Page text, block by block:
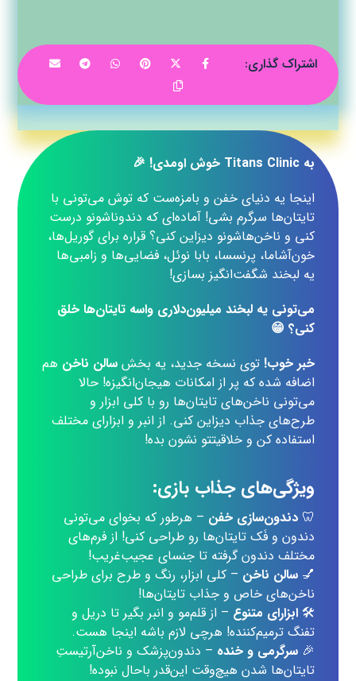
به Titans Clinic خوش اومدی! 🎉
اینجا یه دنیای خفن و بامزه‌ست که توش می‌تونی با
تایتان‌ها سرگرم بشی! آماده‌ای که دندوناشونو درست
کنی و ناخن‌هاشونو دیزاین کنی؟ قراره برای گوریل‌ها،
خون‌آشاما، پرنسسا، بابا نوئل، فضایی‌ها و زامبی‌ها
یه لبخند شگفت‌انگیز بسازی!
می‌تونی یه لبخند میلیون‌دلاری واسه تایتان‌ها خلق
کنی؟ 😁
خبر خوب! توی نسخه جدید، یه بخشسالن ناخن هم
اضافه شده که پر از امکانات هیجان‌انگیزه! حالا
می‌تونی ناخن‌های تایتان‌ها رو با کلی ابزار و
طرح‌های جذاب دیزاین کنی. از انبر و ابزارای مختلف
استفاده کن و خلاقیتتو نشون بده!
ویژگی‌های جذاب بازی:
🦷دندون‌سازی خفن – هرطور که بخوای می‌تونی
دندون و فَک تایتان‌ها رو طراحی کنی! از فرم‌های
مختلف دندون گرفته تا جنسای عجیب‌غریب!
💅سالن ناخن – کلی ابزار، رنگ و طرح برای طراحی
ناخن‌های خاص و جذاب تایتان‌ها!
🛠ابزارای متنوع – از قلم‌مو و انبر بگیر تا دریل و
تفنگ ترمیم‌کننده! هرچی لازم باشه اینجا هست.
🎉سرگرمی و خنده – دندون‌پزشک و ناخن‌آرتیستِ
تایتان‌ها شدن هیچ‌وقت این‌قدر باحال نبوده!